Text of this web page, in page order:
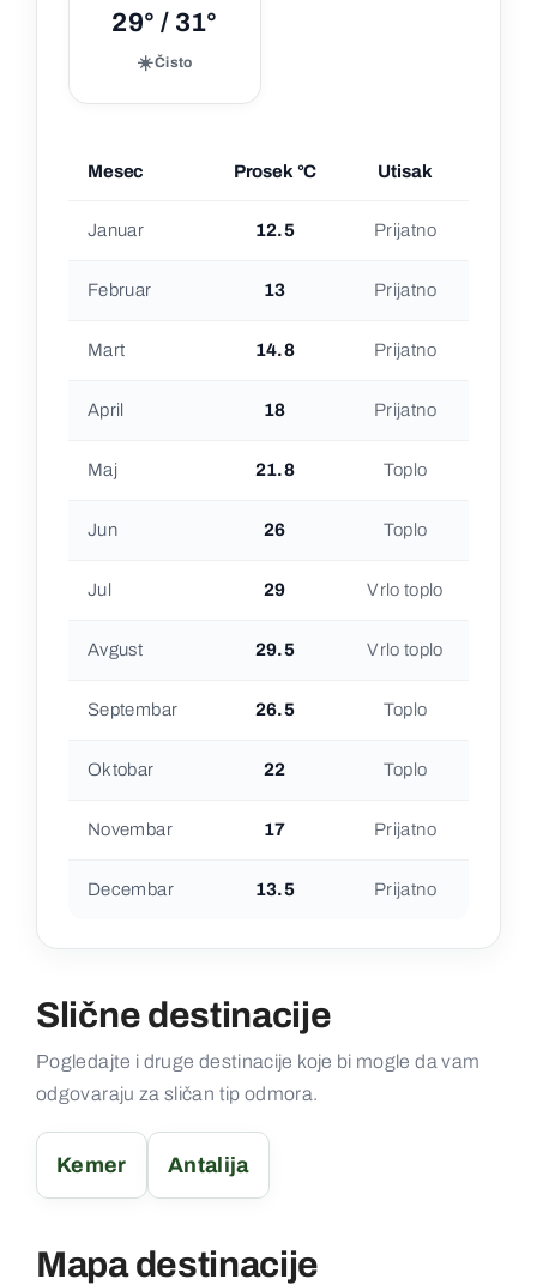
29° / 31°
☀️Čisto
Mesec Prosek °C Utisak
Januar 12.5 Prijatno
Februar 13 Prijatno
Mart 14.8 Prijatno
April 18 Prijatno
Maj 21.8 Toplo
Jun 26 Toplo
Jul 29 Vrlo toplo
Avgust 29.5 Vrlo toplo
Septembar 26.5 Toplo
Oktobar 22 Toplo
Novembar 17 Prijatno
Decembar 13.5 Prijatno
Slične destinacije
Pogledajte i druge destinacije koje bi mogle da vam
odgovaraju za sličan tip odmora.
Kemer Antalija
Mapa destinacije